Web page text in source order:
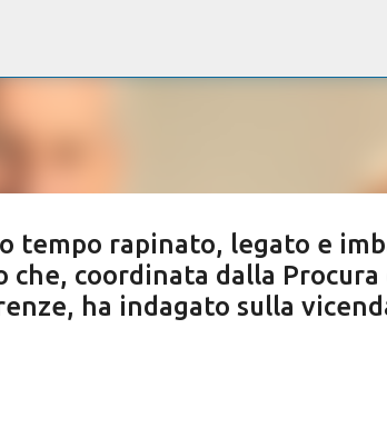
tempo rapinato, legato e
che, coordinata dalla
ha indagato sulla